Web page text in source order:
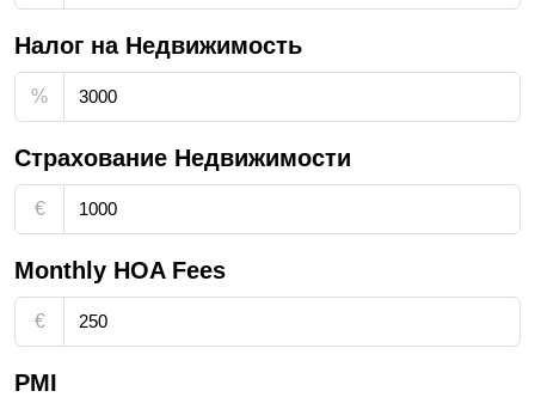
Налог на Недвижимость
%
Страхование Недвижимости
€
Monthly HOA Fees
€
PMI